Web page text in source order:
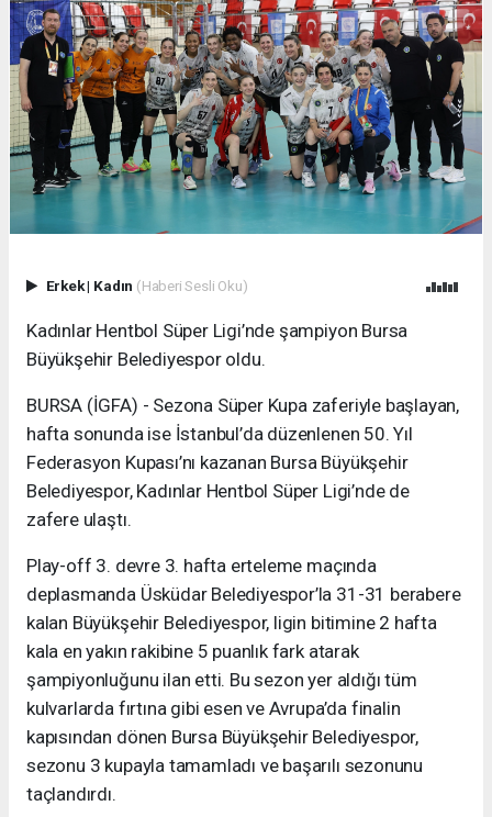
Erkek| Kadın (Haberi Sesli Oku)
Kadınlar Hentbol Süper Ligi’nde şampiyon Bursa
Büyükşehir Belediyespor oldu.
BURSA (İGFA) - Sezona Süper Kupa zaferiyle başlayan,
hafta sonunda ise İstanbul’da düzenlenen 50. Yıl
Federasyon Kupası’nı kazanan Bursa Büyükşehir
Belediyespor, Kadınlar Hentbol Süper Ligi’nde de
zafere ulaştı.
Play-off 3. devre 3. hafta erteleme maçında
deplasmanda Üsküdar Belediyespor’la 31-31 berabere
kalan Büyükşehir Belediyespor, ligin bitimine 2 hafta
kala en yakın rakibine 5 puanlık fark atarak
şampiyonluğunu ilan etti. Bu sezon yer aldığı tüm
kulvarlarda fırtına gibi esen ve Avrupa’da finalin
kapısından dönen Bursa Büyükşehir Belediyespor,
sezonu 3 kupayla tamamladı ve başarılı sezonunu
taçlandırdı.